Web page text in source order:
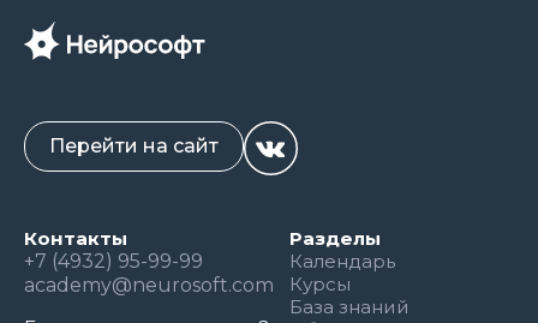
Контакты
+7 (4932) 95-99-99
academy@neurosoft.com
Разделы
Календарь
Курсы
База знаний
Перейти на сайт